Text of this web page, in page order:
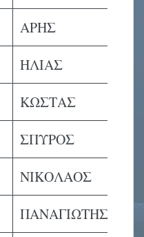
ΑΡΗΣ
ΗΛΙΑΣ
ΚΩΣΤΑΣ
ΣΠΥΡΟΣ
ΝΙΚΟΛΑΟΣ
ΠΑΝΑΓΙΩΤΗΣ